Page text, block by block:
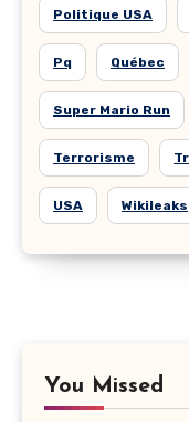
Politique USA
Pq Québec
Super Mario Run
Terrorisme
USA Wikileaks
You Missed